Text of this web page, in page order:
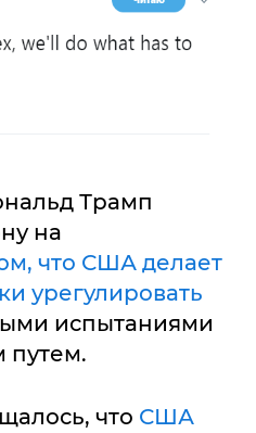
Трамп
на
что США делает
урегулировать
испытаниями
путем.
что США